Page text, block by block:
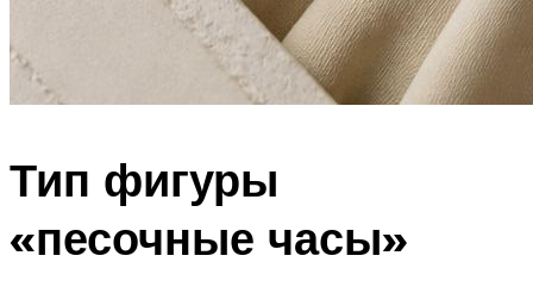
Тип фигуры
«песочные часы»